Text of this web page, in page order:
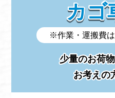
カゴ
※作業・運搬費は
少量のお荷
お考えの